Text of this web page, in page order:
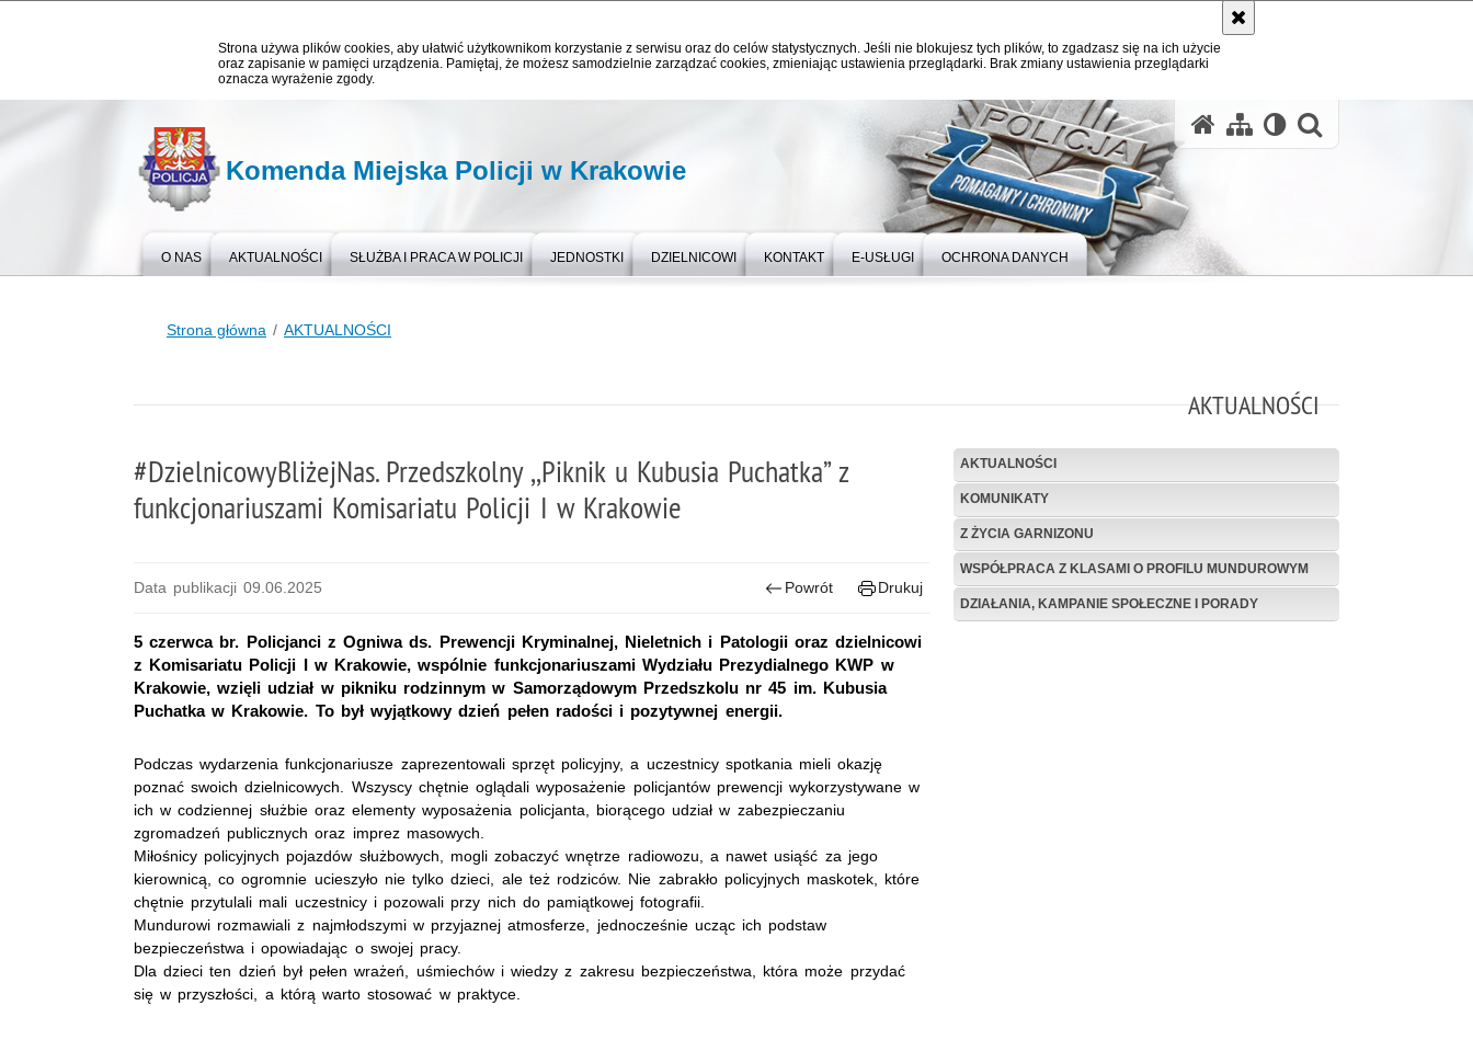
Strona używa plików cookies, aby ułatwić użytkownikom korzystanie z serwisu oraz do celów statystycznych. Jeśli nie blokujesz tych plików, to zgadzasz się na ich użycie
oraz zapisanie w pamięci urządzenia. Pamiętaj, że możesz samodzielnie zarządzać cookies, zmieniając ustawienia przeglądarki. Brak zmiany ustawienia przeglądarki
oznacza wyrażenie zgody.
Komenda Miejska Policji w Krakowie
O NAS AKTUALNOŚCI SŁUŻBA I PRACA W POLICJI JEDNOSTKI DZIELNICOWI KONTAKT E-USŁUGI OCHRONA DANYCH
Strona główna AKTUALNOŚCI
AKTUALNOŚCI
#DzielnicowyBliżejNas. Przedszkolny ,,Piknik u Kubusia Puchatka” z
funkcjonariuszami Komisariatu Policji I w Krakowie
Data publikacji 09.06.2025 Powrót Drukuj
5 czerwca br. Policjanci z Ogniwa ds. Prewencji Kryminalnej, Nieletnich i Patologii oraz dzielnicowi
z Komisariatu Policji I w Krakowie, wspólnie funkcjonariuszami Wydziału Prezydialnego KWP w
Krakowie, wzięli udział w pikniku rodzinnym w Samorządowym Przedszkolu nr 45 im. Kubusia
Puchatka w Krakowie. To był wyjątkowy dzień pełen radości i pozytywnej energii.
Podczas wydarzenia funkcjonariusze zaprezentowali sprzęt policyjny, a uczestnicy spotkania mieli okazję
poznać swoich dzielnicowych. Wszyscy chętnie oglądali wyposażenie policjantów prewencji wykorzystywane w
ich w codziennej służbie oraz elementy wyposażenia policjanta, biorącego udział w zabezpieczaniu
zgromadzeń publicznych oraz imprez masowych.
Miłośnicy policyjnych pojazdów służbowych, mogli zobaczyć wnętrze radiowozu, a nawet usiąść za jego
kierownicą, co ogromnie ucieszyło nie tylko dzieci, ale też rodziców. Nie zabrakło policyjnych maskotek, które
chętnie przytulali mali uczestnicy i pozowali przy nich do pamiątkowej fotografii.
Mundurowi rozmawiali z najmłodszymi w przyjaznej atmosferze, jednocześnie ucząc ich podstaw
bezpieczeństwa i opowiadając o swojej pracy.
Dla dzieci ten dzień był pełen wrażeń, uśmiechów i wiedzy z zakresu bezpieczeństwa, która może przydać
się w przyszłości, a którą warto stosować w praktyce.
AKTUALNOŚCI
KOMUNIKATY
Z ŻYCIA GARNIZONU
WSPÓŁPRACA Z KLASAMI O PROFILU MUNDUROWYM
DZIAŁANIA, KAMPANIE SPOŁECZNE I PORADY